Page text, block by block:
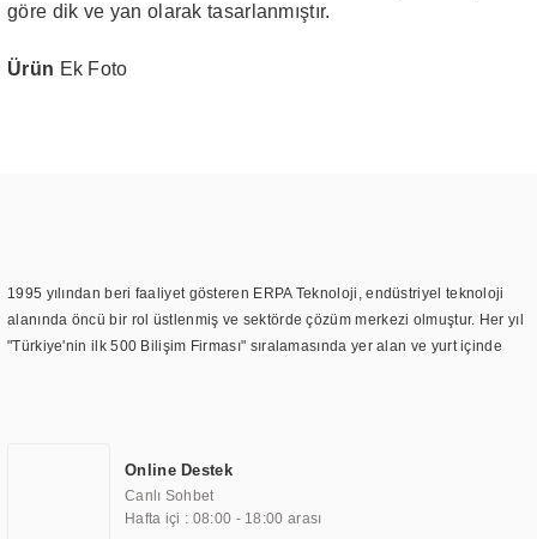
göre dik ve yan olarak tasarlanmıştır.
Ürün Ek Foto
1995 yılından beri faaliyet gösteren ERPA Teknoloji, endüstriyel teknoloji
alanında öncü bir rol üstlenmiş ve sektörde çözüm merkezi olmuştur. Her yıl
"Türkiye'nin ilk 500 Bilişim Firması" sıralamasında yer alan ve yurt içinde
TOCHI markası altında kendi ürettiği ürünlerde kullanmıştır. Günümüzde
TOCHI; videowall, digital signage, kiosk, totem, akıllı durak ekranı, araç içi
ekran, asansör ekranı, digital menüboard, marin ekran, medikal ekran,
Online Destek
Canlı Sohbet
Hafta içi : 08:00 - 18:00 arası